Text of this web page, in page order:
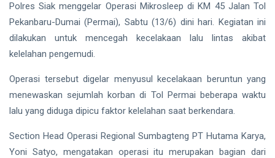
Polres Siak menggelar Operasi Mikrosleep di KM 45 Jalan Tol
Pekanbaru-Dumai (Permai), Sabtu (13/6) dini hari. Kegiatan ini
dilakukan untuk mencegah kecelakaan lalu lintas akibat
kelelahan pengemudi.
Operasi tersebut digelar menyusul kecelakaan beruntun yang
menewaskan sejumlah korban di Tol Permai beberapa waktu
lalu yang diduga dipicu faktor kelelahan saat berkendara.
Section Head Operasi Regional Sumbagteng PT Hutama Karya,
Yoni Satyo, mengatakan operasi itu merupakan bagian dari